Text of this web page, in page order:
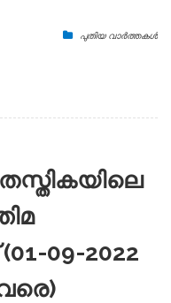
പുതിയ വാർത്തകൾ
(01-09-2022